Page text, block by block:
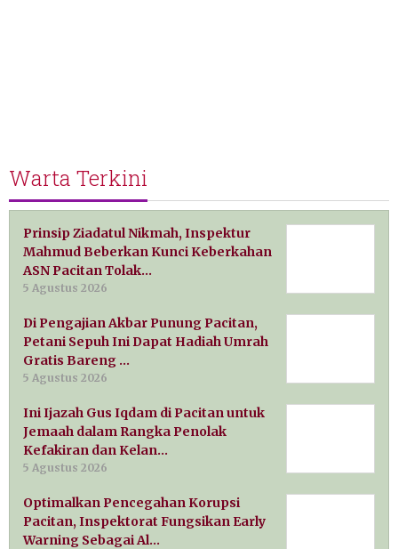
Warta Terkini
Prinsip Ziadatul Nikmah, Inspektur
Mahmud Beberkan Kunci Keberkahan
ASN Pacitan Tolak…
5 Agustus 2026
Di Pengajian Akbar Punung Pacitan,
Petani Sepuh Ini Dapat Hadiah Umrah
Gratis Bareng …
5 Agustus 2026
Ini Ijazah Gus Iqdam di Pacitan untuk
Jemaah dalam Rangka Penolak
Kefakiran dan Kelan…
5 Agustus 2026
Optimalkan Pencegahan Korupsi
Pacitan, Inspektorat Fungsikan Early
Warning Sebagai Al…